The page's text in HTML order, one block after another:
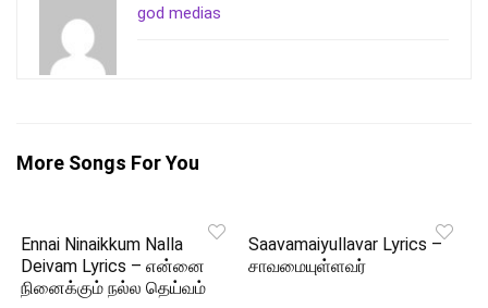
god medias
More Songs For You
Ennai Ninaikkum Nalla
Deivam Lyrics – என்னை
நினைக்கும் நல்ல தெய்வம்
Saavamaiyullavar Lyrics –
சாவமையுள்ளவர்